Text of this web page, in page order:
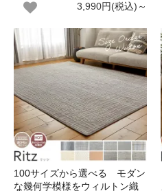
3,990円(税込)～
100サイズから選べる モダン
な幾何学模様をウィルトン織